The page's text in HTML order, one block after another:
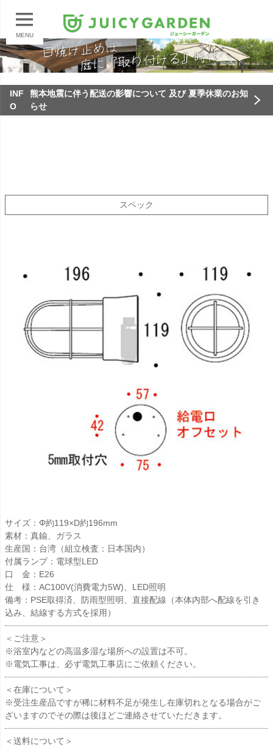
MENU
INF
O
熊本地震に伴う配送の影響について 及び 夏季休業のお知
らせ
スペック
サイズ：Φ約119×D約196mm
素材：真鍮、ガラス
生産国：台湾（組立検査：日本国内）
付属ランプ：電球型LED
口 金：E26
仕 様：AC100V(消費電力5W)、LED照明
備考：PSE取得済、防雨型照明、直接配線（本体内部へ配線を引き
込み、結線する方式を採用）
＜ご注意＞
※浴室内などの高温多湿な場所への設置は不可。
※電気工事は、必ず電気工事店にご依頼ください。
＜在庫について＞
※受注生産品ですが稀に材料不足が発生し在庫切れとなる場合がご
ざいますのでその際は後ほどご連絡させていただきます。
＜送料について＞